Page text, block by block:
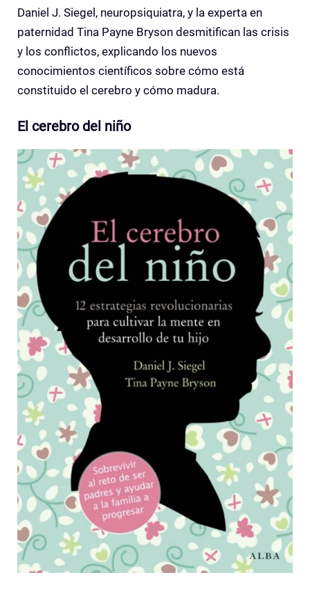
Daniel J. Siegel, neuropsiquiatra, y la experta en
paternidad Tina Payne Bryson desmitifican las crisis
y los conflictos, explicando los nuevos
conocimientos científicos sobre cómo está
constituido el cerebro y cómo madura.
El cerebro del niño